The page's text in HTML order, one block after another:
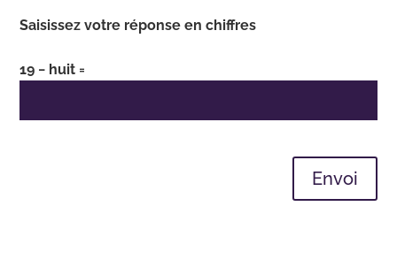
Saisissez votre réponse en chiffres
19 − huit =
Envoi